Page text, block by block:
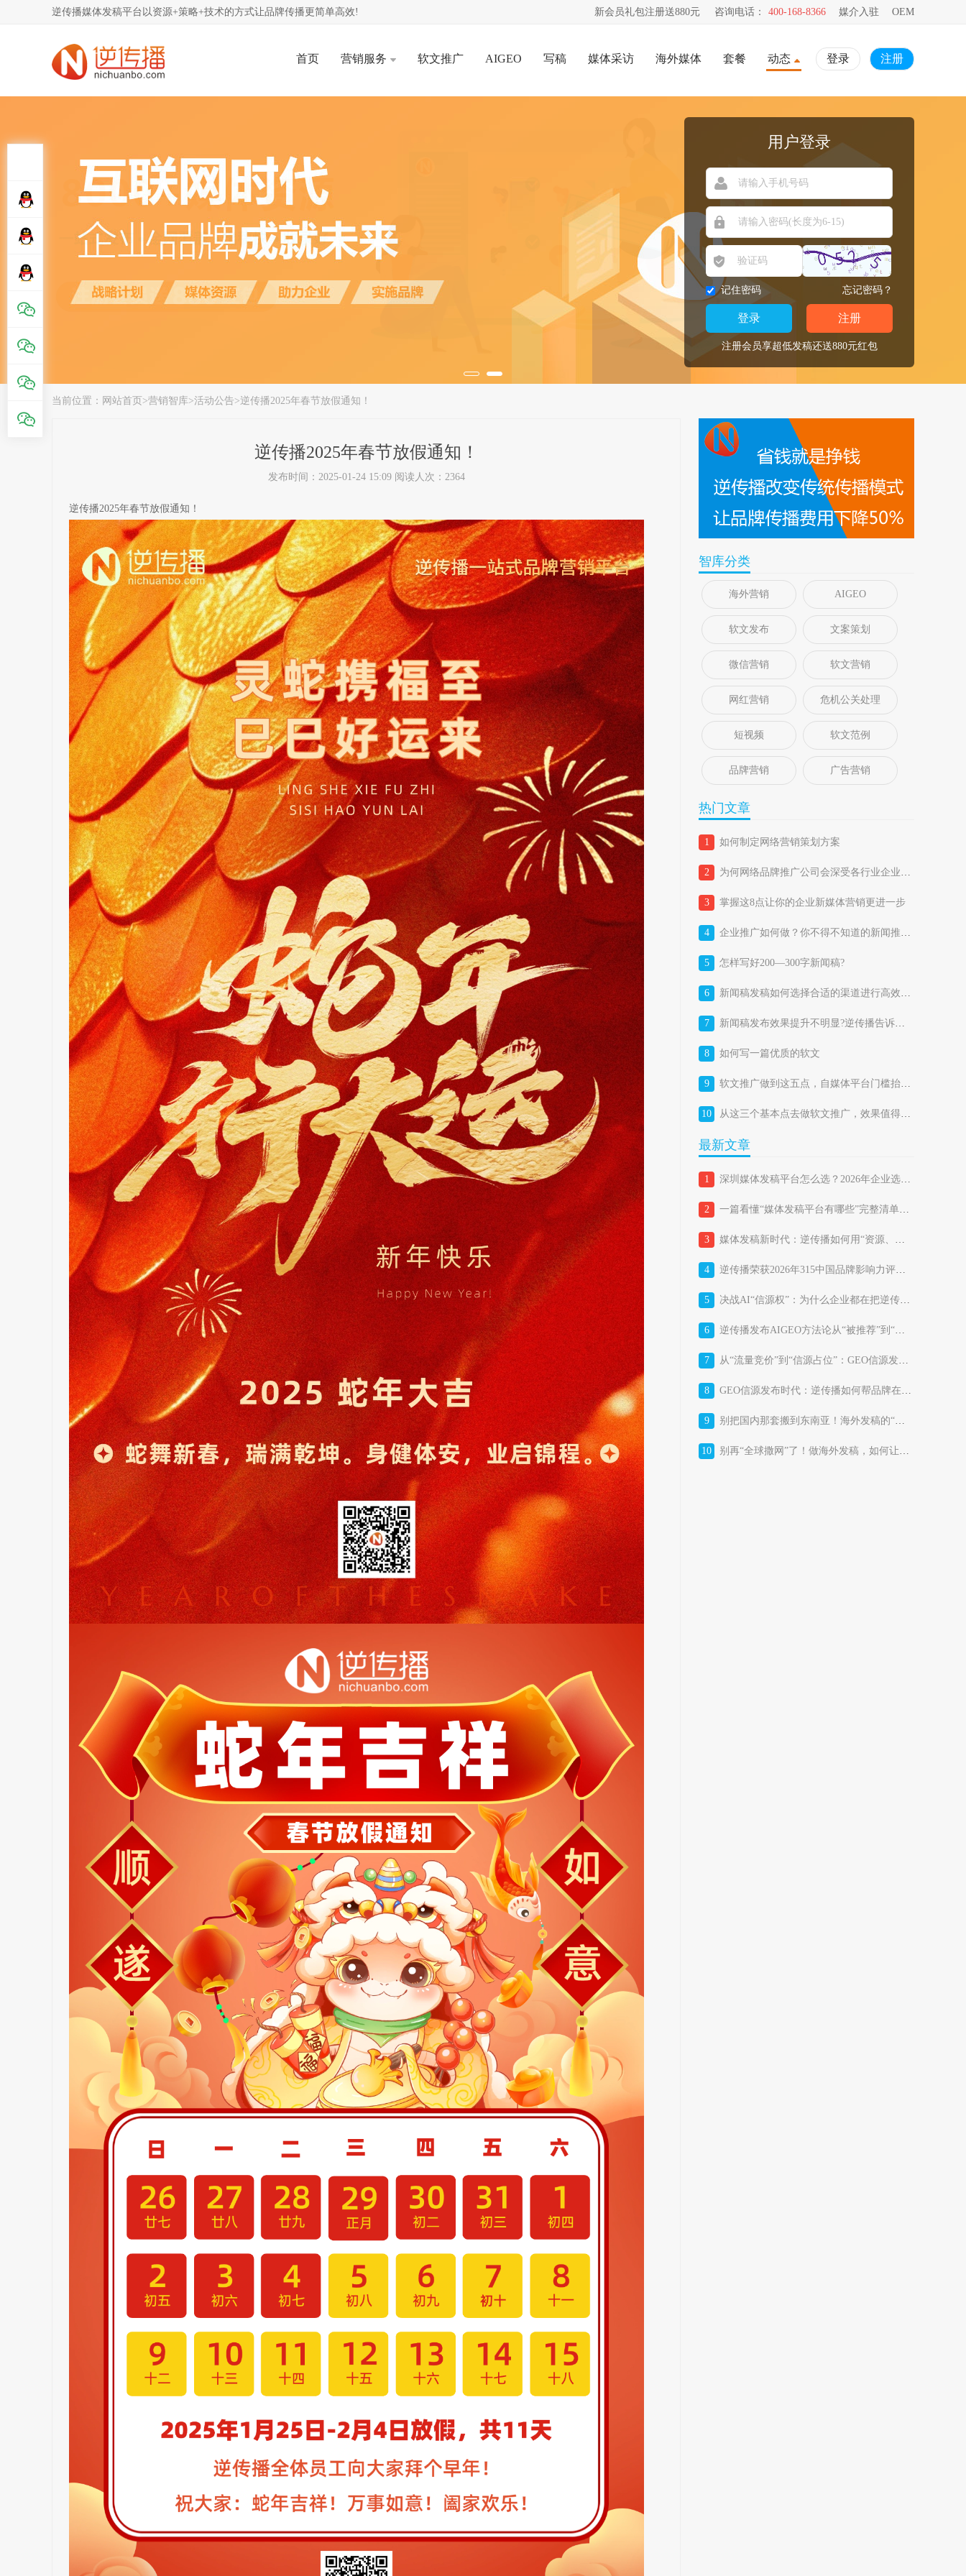
逆传播媒体发稿平台以资源+策略+技术的方式让品牌传播更简单高效! 新会员礼包注册送880元 咨询电话： 400-168-8366 媒介入驻 OEM
首页 营销服务 软文推广 AIGEO 写稿 媒体采访 海外媒体 套餐 动态 登录 注册
用户登录
忘记密码？
记住密码
注册会员享超低发稿还送880元红包
当前位置： 网站首页 >营销智库>活动公告>逆传播2025年春节放假通知！
智库分类
海外营销 AIGEO
软文发布 文案策划
微信营销 软文营销
网红营销 危机公关处理
短视频 软文范例
品牌营销 广告营销
热门文章
1 如何制定网络营销策划方案
2 为何网络品牌推广公司会深受各行业企业喜爱？
3 掌握这8点让你的企业新媒体营销更进一步
4 企业推广如何做？你不得不知道的新闻推广五大优势！
5 怎样写好200—300字新闻稿?
6 新闻稿发稿如何选择合适的渠道进行高效投放？
7 新闻稿发布效果提升不明显?逆传播告诉你答案
8 如何写一篇优质的软文
9 软文推广做到这五点，自媒体平台门槛抬高成机遇
10 从这三个基本点去做软文推广，效果值得期待。
最新文章
1 深圳媒体发稿平台怎么选？2026年企业选择媒体发稿平台的避坑指南
2 一篇看懂“媒体发稿平台有哪些”完整清单，企业如何精准匹配？
3 媒体发稿新时代：逆传播如何用“资源、策略、技术三位一体”重新定义品牌传播？
4 逆传播荣获2026年315中国品牌影响力评价“品牌传播行业消费者满意品牌”
5 决战AI“信源权”：为什么企业都在把逆传播GEO信源发布平台当作“战略基础设施”？
6 逆传播发布AIGEO方法论从“被推荐”到“被选择”的AI时代品牌增长体系
7 从“流量竞价”到“信源占位”：GEO信源发布平台正在改写消费品牌的获客成本结构
8 GEO信源发布时代：逆传播如何帮品牌在AI答案里“占位”？
9 别把国内那套搬到东南亚！海外发稿的“本土化暗战”，比你想的更残酷
10 别再“全球撒网”了！做海外发稿，如何让东南亚市场真正“听见”你的品牌？
逆传播2025年春节放假通知！
发布时间：2025-01-24 15:09 阅读人次：2364
逆传播2025年春节放假通知！